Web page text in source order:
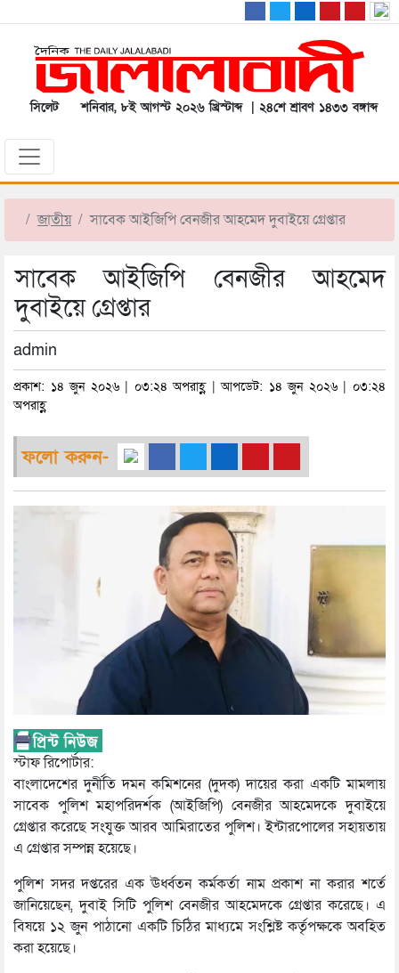
সিলেট শনিবার, ৮ই আগস্ট ২০২৬ খ্রিস্টাব্দ | ২৪শে শ্রাবণ ১৪৩৩ বঙ্গাব্দ
জাতীয় সাবেক আইজিপি বেনজীর আহমেদ দুবাইয়ে গ্রেপ্তার
সাবেক আইজিপি বেনজীর আহমেদ
দুবাইয়ে গ্রেপ্তার
admin
প্রকাশ: ১৪ জুন ২০২৬ | ০৩:২৪ অপরাহ্ণ | আপডেট: ১৪ জুন ২০২৬ | ০৩:২৪
অপরাহ্ণ
ফলো করুন-
স্টাফ রিপোর্টার:
বাংলাদেশের দুর্নীতি দমন কমিশনের (দুদক) দায়ের করা একটি মামলায়
সাবেক পুলিশ মহাপরিদর্শক (আইজিপি) বেনজীর আহমেদকে দুবাইয়ে
গ্রেপ্তার করেছে সংযুক্ত আরব আমিরাতের পুলিশ। ইন্টারপোলের সহায়তায়
এ গ্রেপ্তার সম্পন্ন হয়েছে।
পুলিশ সদর দপ্তরের এক ঊর্ধ্বতন কর্মকর্তা নাম প্রকাশ না করার শর্তে
জানিয়েছেন, দুবাই সিটি পুলিশ বেনজীর আহমেদকে গ্রেপ্তার করেছে। এ
বিষয়ে ১২ জুন পাঠানো একটি চিঠির মাধ্যমে সংশ্লিষ্ট কর্তৃপক্ষকে অবহিত
করা হয়েছে।